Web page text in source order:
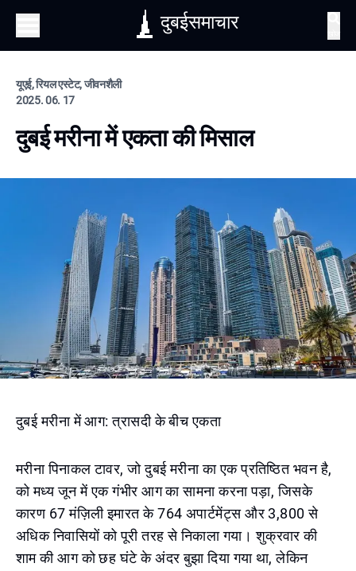
दुबईसमाचार
यूएई, रियल एस्टेट, जीवनशैली
2025. 06. 17
दुबई मरीना में एकता की मिसाल
दुबई मरीना में आग: त्रासदी के बीच एकता
मरीना पिनाकल टावर, जो दुबई मरीना का एक प्रतिष्ठित भवन है,
को मध्य जून में एक गंभीर आग का सामना करना पड़ा, जिसके
कारण 67 मंज़िली इमारत के 764 अपार्टमेंट्स और 3,800 से
अधिक निवासियों को पूरी तरह से निकाला गया। शुक्रवार की
शाम की आग को छह घंटे के अंदर बुझा दिया गया था, लेकिन